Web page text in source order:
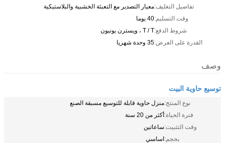
تفاصيل التغليف:معيار التصدير مع التعبئة الخشبية والبلاستيكية
وقت التسليم:40 يوما
شروط الدفع:T / T ، ويسترن يونيون
القدرة على العرض:35 وحدة شهريا
وصف
توسيع حاوية البيت
نوع المنتج:منزل حاوية قابلة للتوسيع مسبقة الصنع
فترة الحياة:أكثر من 20 سنة
وقت التثبيت:ساعاتين
بحجم:اساسي